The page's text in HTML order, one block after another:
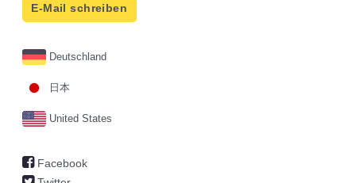
E-Mail schreiben
Deutschland
日本
United States
Facebook